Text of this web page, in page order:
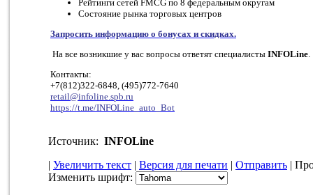
Рейтинги сетей FMCG по 8 федеральным округам
Состояние рынка торговых центров
Запросить информацию о бонусах и скидках.
На все возникшие у вас вопросы ответят специалисты INFOLine.
Контакты:
+7(812)322-6848, (495)772-7640
retail@infoline.spb.ru
https://t.me/INFOLine_auto_Bot
Источник: INFOLine
| Увеличить текст | Версия для печати | Отправить |
Изменить шрифт: